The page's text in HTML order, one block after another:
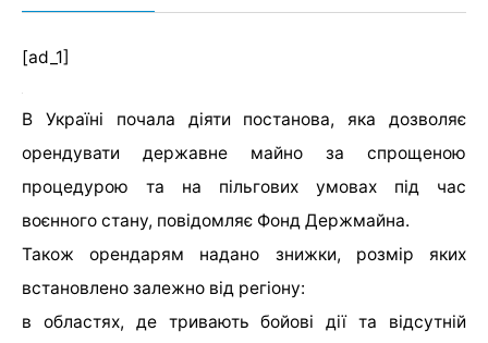
[ad_1]
В Україні почала діяти постанова, яка дозволяє
орендувати державне майно за спрощеною
процедурою та на пільгових умовах під час
воєнного стану, повідомляє Фонд Держмайна.
Також орендарям надано знижки, розмір яких
встановлено залежно від регіону:
в областях, де тривають бойові дії та відсутній